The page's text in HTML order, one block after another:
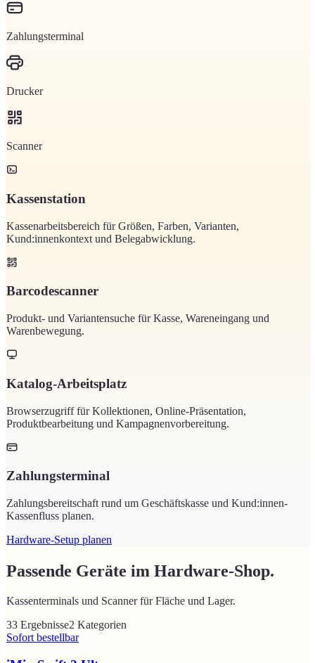
Zahlungsterminal
Drucker
Scanner
Kassenstation
Kassenarbeitsbereich für Größen, Farben, Varianten,
Kund:innenkontext und Belegabwicklung.
Barcodescanner
Produkt- und Variantensuche für Kasse, Wareneingang und
Warenbewegung.
Katalog-Arbeitsplatz
Browserzugriff für Kollektionen, Online-Präsentation,
Produktbearbeitung und Kampagnenvorbereitung.
Zahlungsterminal
Zahlungsbereitschaft rund um Geschäftskasse und Kund:innen-
Kassenfluss planen.
Hardware-Setup planen
Passende Geräte im Hardware-Shop.
Kassenterminals und Scanner für Fläche und Lager.
33 Ergebnisse2 Kategorien
Sofort bestellbar